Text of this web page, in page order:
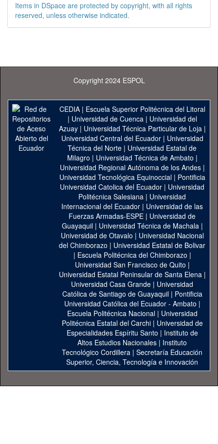
Items in DSpace are protected by copyright, with all rights
reserved, unless otherwise indicated.
Copyright 2024 ESPOL
CEDIA| Escuela Superior Politécnica del Litoral
| Universidad de Cuenca| Universidad del
Azuay| Universidad Técnica Particular de Loja|
Universidad Central del Ecuador| Universidad
Técnica del Norte | Universidad Estatal de
Milagro | Universidad Técnica de Ambato |
Universidad Regional Autónoma de los Andes|
Universidad Tecnológica Equinoccial| Pontificia
Universidad Catolica del Ecuador | Universidad
Politécnica Salesiana | Universidad
Internacional del Ecuador | Universidad de las
Fuerzas Armadas-ESPE | Universidad de
Guayaquil| Universidad Técnica de Machala|
Universidad de Otavalo | Universidad Nacional
del Chimborazo | Universidad Estatal de Bolivar
| Escuela Politécnica del Chimborazo |
Universidad San Francisco de Quito |
Universidad Estatal Peninsular de Santa Elena|
Universidad Casa Grande | Universidad
Católica de Santiago de Guayaquil| Pontificia
Universidad Católica del Ecuador - Ambato |
Escuela Politécnica Nacional| Universidad
Politécnica Estatal del Carchi| Universidad de
Especialidades Espíritu Santo | Instituto de
Altos Estudios Nacionales | Instituto
Tecnológico Cordillera | Secretaría Educación
Superior, Ciencia, Tecnología e Innovación